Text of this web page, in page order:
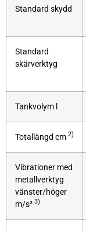
Standard skydd
Standard
skärverktyg
Tankvolym l
Totallängd cm 2)
Vibrationer med
metallverktyg
vänster/höger
m/s² 3)